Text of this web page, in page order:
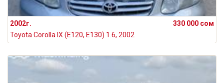
2002г.
330 000 сом
Toyota Corolla IX (E120, E130) 1.6, 2002